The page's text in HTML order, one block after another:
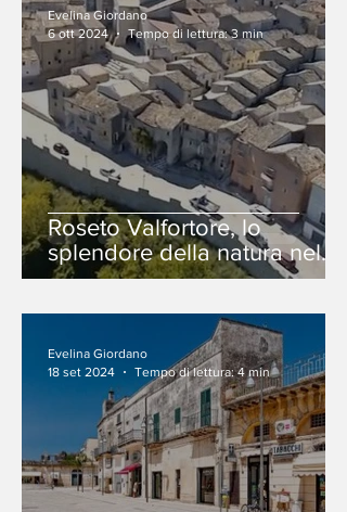
Roseto Valfortore, lo
splendore della natura nel
Borgo dei Monti Dauni
Evelina Giordano
6 ott 2024
Tempo di lettura: 3 min
Evelina Giordano
18 set 2024
Tempo di lettura: 4 min